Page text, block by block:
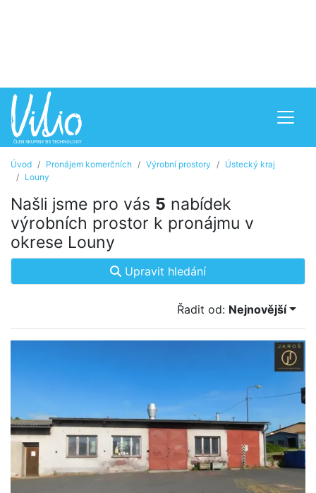
Úvod Pronájem komerčních Výrobní prostory
Ústecký kraj
Louny
Našli jsme pro vás 5 nabídek
výrobních prostor k pronájmu v
okrese Louny
Upravit hledání
Řadit od: Nejnovější